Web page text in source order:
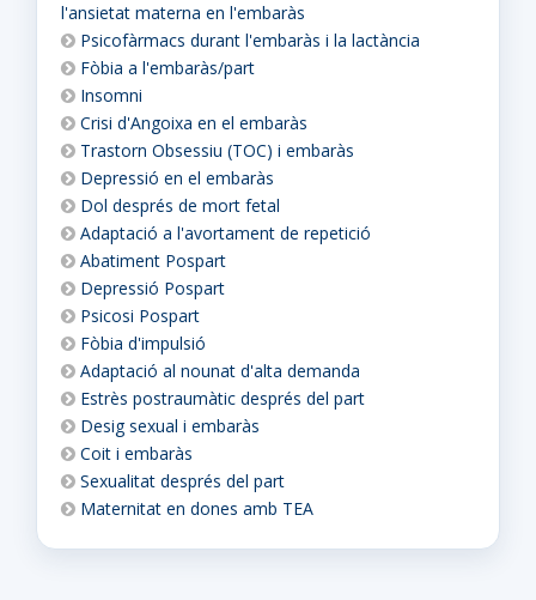
l'ansietat materna en l'embaràs
Psicofàrmacs durant l'embaràs i la lactància
Fòbia a l'embaràs/part
Insomni
Crisi d'Angoixa en el embaràs
Trastorn Obsessiu (TOC) i embaràs
Depressió en el embaràs
Dol després de mort fetal
Adaptació a l'avortament de repetició
Abatiment Pospart
Depressió Pospart
Psicosi Pospart
Fòbia d'impulsió
Adaptació al nounat d'alta demanda
Estrès postraumàtic després del part
Desig sexual i embaràs
Coit i embaràs
Sexualitat després del part
Maternitat en dones amb TEA